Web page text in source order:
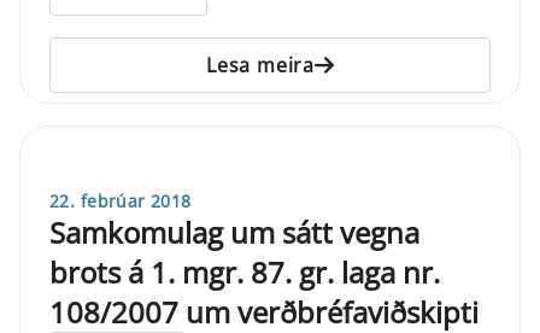
Lesa meira
22. febrúar 2018
Samkomulag um sátt vegna
brots á 1. mgr. 87. gr. laga nr.
108/2007 um verðbréfaviðskipti